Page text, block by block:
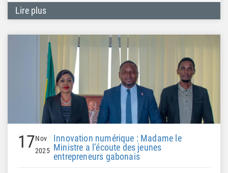
Lire plus
17Nov
2025
Innovation numérique : Madame le
Ministre a l’écoute des jeunes
entrepreneurs gabonais